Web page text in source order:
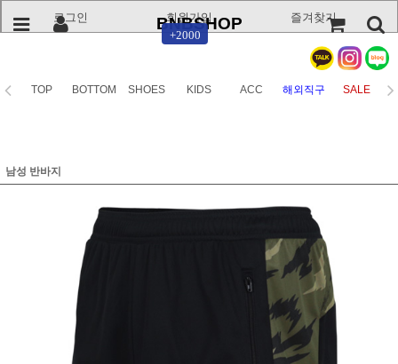
로그인
+2000
회원가입 즐겨찾기
BNBSHOP
TOP BOTTOM SHOES KIDS ACC 해외직구 SALE
남성 반바지